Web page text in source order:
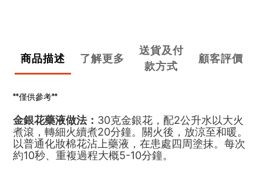
商品描述 了解更多
送貨及付
款方式
顧客評價
**僅供參考**
金銀花藥液做法： 30克金銀花，配2公升水以大火
煮滾，轉細火續煮20分鐘。關火後，放涼至和暖。
以普通化妝棉花沾上藥液，在患處四周塗抹。每次
約10秒、重複過程大概5-10分鐘。